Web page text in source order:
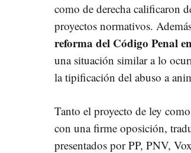
como de derecha calificaron
proyectos normativos.
reforma del Código Penal
una situación similar a lo
la tipificación del abuso a
Tanto el proyecto de ley
con una firme oposición,
presentados por PP, PNV,